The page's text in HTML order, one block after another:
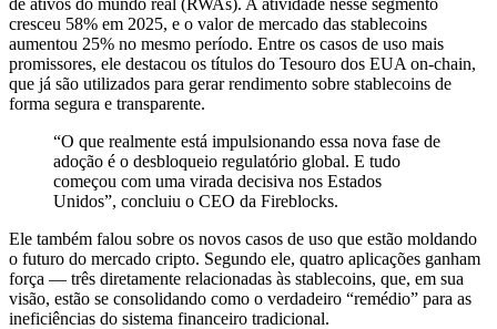
cresceu 58% em 2025, e o valor de mercado das stablecoins
aumentou 25% no mesmo período. Entre os casos de uso mais
promissores, ele destacou os títulos do Tesouro dos EUA on-chain,
que já são utilizados para gerar rendimento sobre stablecoins de
forma segura e transparente.
“O que realmente está impulsionando essa nova fase de
adoção é o desbloqueio regulatório global. E tudo
começou com uma virada decisiva nos Estados
Unidos”, concluiu o CEO da Fireblocks.
Ele também falou sobre os novos casos de uso que estão moldando
o futuro do mercado cripto. Segundo ele, quatro aplicações ganham
força — três diretamente relacionadas às stablecoins, que, em sua
visão, estão se consolidando como o verdadeiro “remédio” para as
ineficiências do sistema financeiro tradicional.